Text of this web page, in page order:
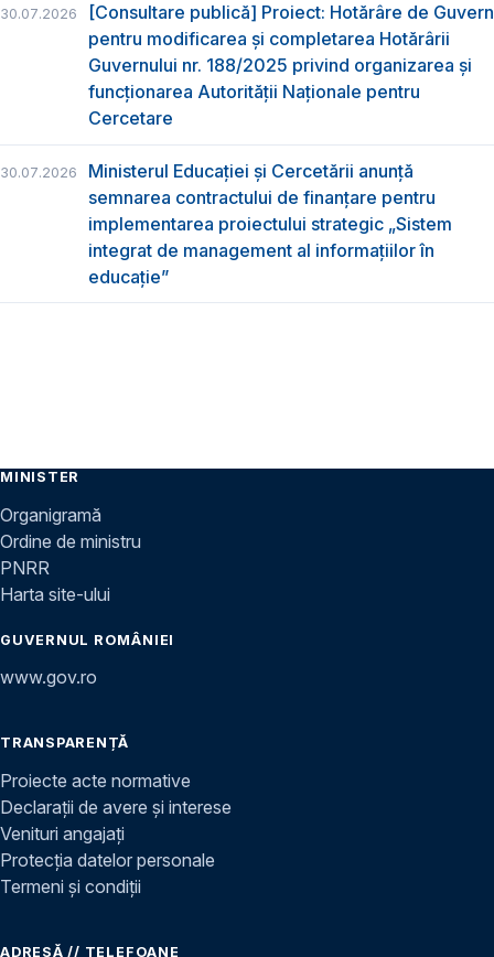
30.07.2026
[Consultare publică] Proiect: Hotărâre de Guvern
pentru modificarea și completarea Hotărârii
Guvernului nr. 188/2025 privind organizarea şi
funcţionarea Autorităţii Naţionale pentru
Cercetare
30.07.2026
Ministerul Educației și Cercetării anunță
semnarea contractului de finanțare pentru
implementarea proiectului strategic „Sistem
integrat de management al informațiilor în
educație”
MINISTER
Organigramă
Ordine de ministru
PNRR
Harta site-ului
GUVERNUL ROMÂNIEI
www.gov.ro
TRANSPARENȚĂ
Proiecte acte normative
Declarații de avere și interese
Venituri angajați
Protecția datelor personale
Termeni și condiții
ADRESĂ // TELEFOANE